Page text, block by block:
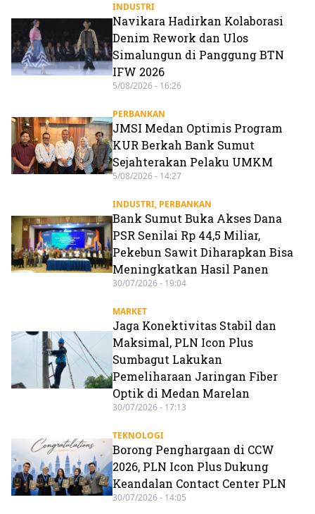
INDUSTRI
Navikara Hadirkan Kolaborasi
Denim Rework dan Ulos
Simalungun di Panggung BTN
IFW 2026
5/08/2026 - 16:26
PERBANKAN
JMSI Medan Optimis Program
KUR Berkah Bank Sumut
Sejahterakan Pelaku UMKM
5/08/2026 - 14:27
INDUSTRI, PERBANKAN
Bank Sumut Buka Akses Dana
PSR Senilai Rp 44,5 Miliar,
Pekebun Sawit Diharapkan Bisa
Meningkatkan Hasil Panen
30/07/2026 - 19:04
MARKET
Jaga Konektivitas Stabil dan
Maksimal, PLN Icon Plus
Sumbagut Lakukan
Pemeliharaan Jaringan Fiber
Optik di Medan Marelan
30/07/2026 - 17:13
TEKNOLOGI
Borong Penghargaan di CCW
2026, PLN Icon Plus Dukung
Keandalan Contact Center PLN
30/07/2026 - 14:05